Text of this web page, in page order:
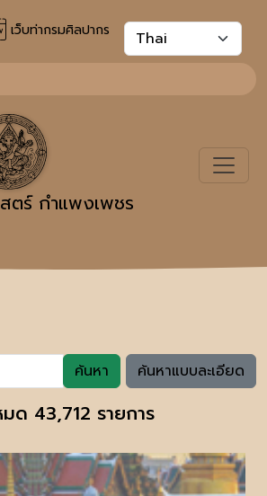
เว็บท่ากรมศิลปากร
ตร์ กำแพงเพชร
ค้นหา ค้นหาแบบละเอียด
ด 43,712 รายการ